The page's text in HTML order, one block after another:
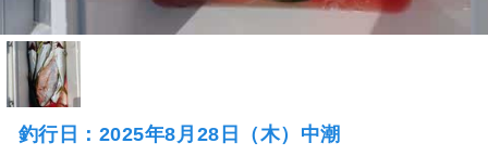
釣行日：2025年8月28日（木）中潮